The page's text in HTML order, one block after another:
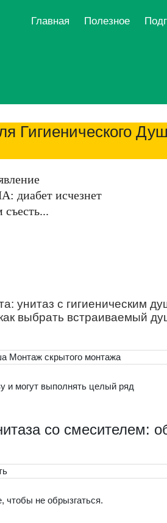
Главная Полезное
Гигиенического
диабет исчезнет
съесть...
унитаз с гигиеническим
выбрать встраиваемый
и могут выполнять целый ряд
со смесителем:
чтобы не обрызгаться.